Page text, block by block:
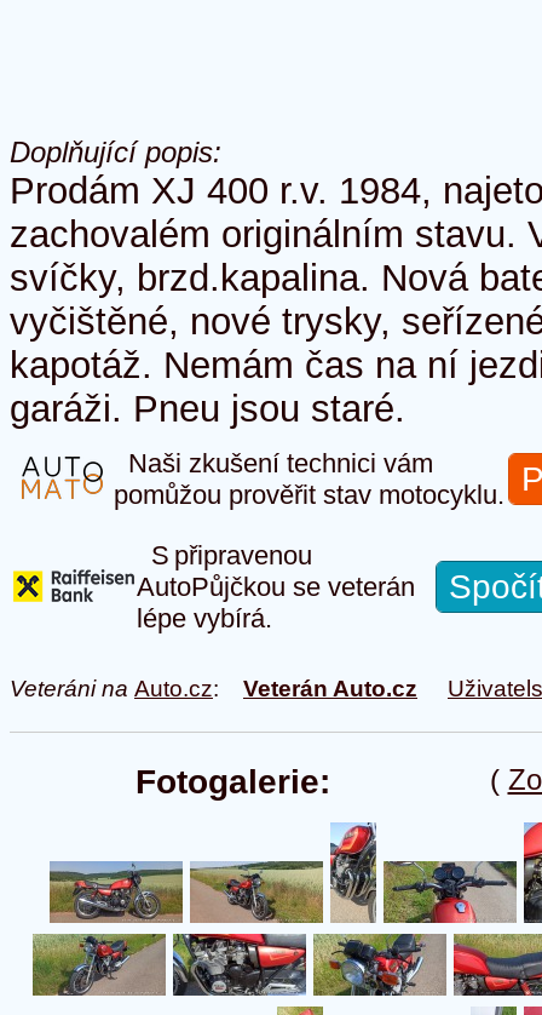
Doplňující popis:
Prodám XJ 400 r.v. 1984,
zachovalém originálním stavu.
svíčky, brzd.kapalina. Nová
vyčištěné, nové trysky,
kapotáž. Nemám čas na ní
garáži. Pneu jsou staré.
Naši zkušení technici vám
pomůžou prověřit stav motocyklu.
S připravenou
AutoPůjčkou se veterán
lépe vybírá.
Veteráni na Auto.cz: Veterán Auto.cz
(
Fotogalerie: